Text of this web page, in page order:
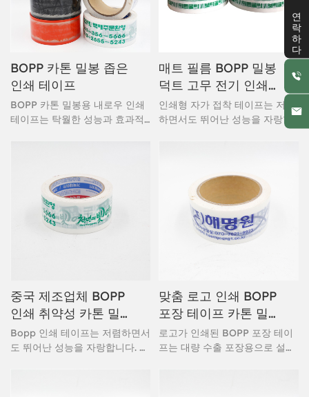
었습니다.
BOPP 카톤 밀봉 좁은
인쇄 테이프
BOPP 카톤 밀봉용 내로우 인쇄
테이프는 탁월한 성능과 효과적
로필렌(BOPP) 필름과 수성 아크
릴 접착제를 사용하여 제조된 이
테이프는 다양한 온도 조건과 포
장 요건에 걸쳐 견고한 밀봉을 보
매트 필름 BOPP 밀봉
덕트 고무 전기 인쇄
자체 접착 테이프
인쇄형 자가 접착 테이프는 저렴
하면서도 뛰어난 성능을 자랑합
제공합니다. 까다로운 작업에도
적합한 고성능 자체 상표 테이프
로 평가받고 있습니다. 빠르고 쉽
게 떼어낼 수 있어 더욱 빠른 밀
봉이 가능합니다.
중국 제조업체 BOPP
인쇄 취약성 카톤 밀
봉 접착 테이프
Bopp 인쇄 테이프는 저렴하면서
도 뛰어난 성능을 자랑합니다. 아
맞춤 로고 인쇄 BOPP
포장 테이프 카톤 밀
봉 테이프
로고가 인쇄된 BOPP 포장 테이
프는 대량 수출 포장용으로 설계
연락하다